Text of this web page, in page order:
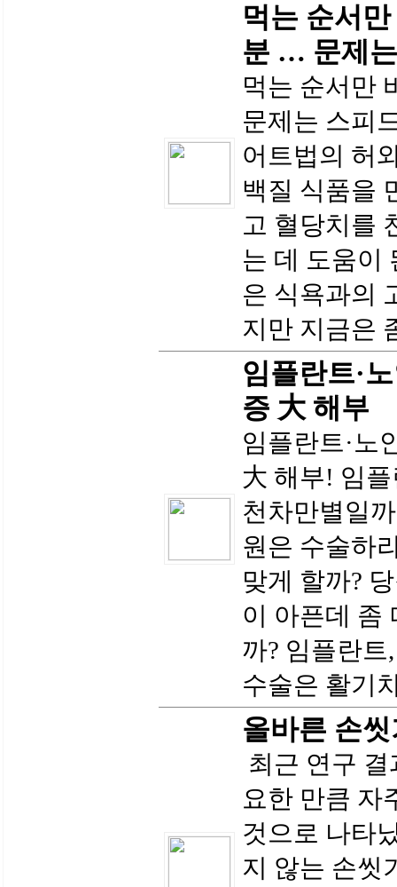
먹는 순서
분 … 문제
먹는 순서만
문제는 스피
어트법의 허
백질 식품을
고 혈당치를
는 데 도움이
은 식욕과의
지만 지금은
임플란트·
증 大 해부
임플란트·노
大 해부! 임
천차만별일
원은 수술하
맞게 할까?
이 아픈데 좀
까? 임플란
수술은 활기
올바른 손
최근 연구
요한 만큼 자
것으로 나타
지 않는 손씻